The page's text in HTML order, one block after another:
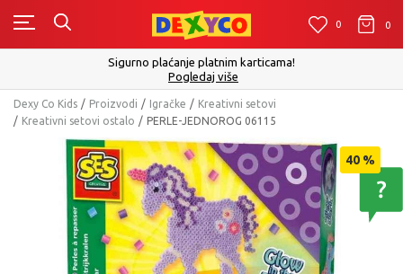
0 0
Sigurno plaćanje platnim karticama!
Pogledaj više
Dexy Co Kids Proizvodi Igračke
Kreativni setovi
Kreativni setovi ostalo
PERLE-JEDNOROG 06115
40 %